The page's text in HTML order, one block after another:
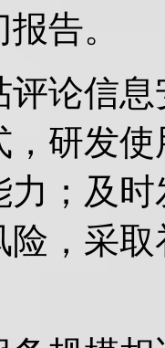
告。
评论信
，研发
；及
，采